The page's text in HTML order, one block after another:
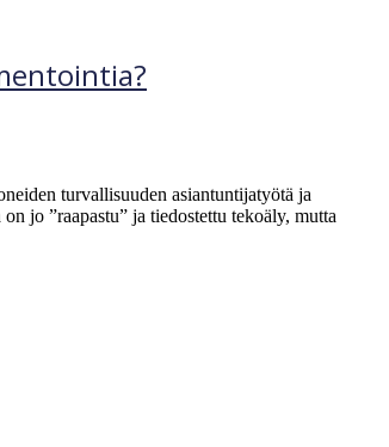
turvallisuuden asiantuntijatyötä ja
jo ”raapastu” ja tiedostettu tekoäly, mutta